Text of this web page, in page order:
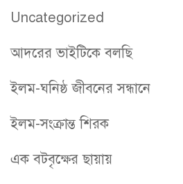
Uncategorized
আদরের ভাইটিকে বলছি
ইলম-ঘনিষ্ঠ জীবনের সন্ধানে
ইলম-সংক্রান্ত শিরক
এক বটবৃক্ষের ছায়ায়